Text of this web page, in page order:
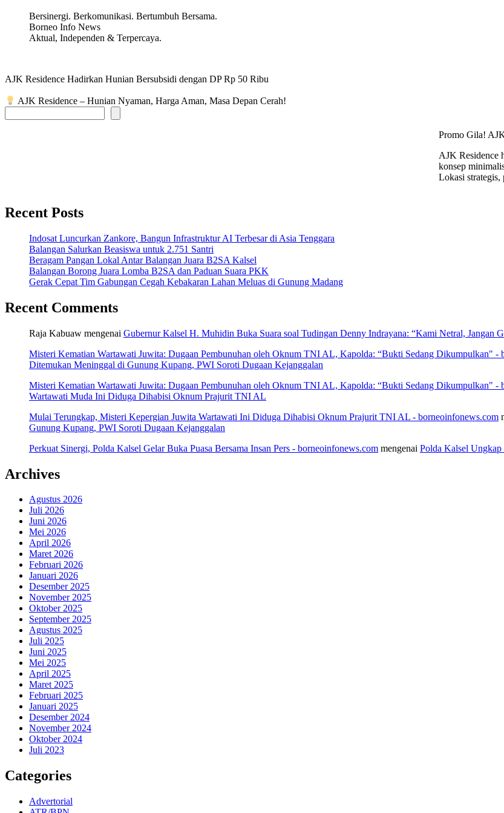
Bersinergi. Berkomunikasi. Bertumbuh Bersama.
Borneo Info News
Aktual, Independen & Terpercaya.
AJK Residence Hadirkan Hunian Bersubsidi dengan DP Rp 50 Ribu
AJK Residence – Hunian Nyaman, Harga Aman, Masa Depan Cerah!
Promo Gila!
AJK Residence
konsep
Lokasi strategis,
Recent Posts
Indosat Luncurkan Zankore, Bangun Infrastruktur AI Terbesar di Asia Tenggara
Balangan Salurkan Beasiswa untuk 2.751 Santri
Beragam Pangan Lokal Antar Balangan Juara B2SA Kalsel
Balangan Borong Juara Lomba B2SA dan Paduan Suara PKK
Gerak Cepat Tim Gabungan Cegah Kebakaran Lahan Meluas di Gunung Madang
Recent Comments
Raja Kabuaw mengenai Gubernur Kalsel H. Muhidin Buka Suara soal Tudingan Denny Indrayana: “Kami Netral, Jangan
Misteri Kematian Wartawati Juwita: Dugaan Pembunuhan oleh Oknum TNI AL, Kapolda: “Bukti Sedang Dikumpulkan" -
Ditemukan Meninggal di Gunung Kupang, PWI Soroti Dugaan Kejanggalan
Misteri Kematian Wartawati Juwita: Dugaan Pembunuhan oleh Oknum TNI AL, Kapolda: “Bukti Sedang Dikumpulkan" -
Wartawati Muda Ini Diduga Dihabisi Oknum Prajurit TNI AL
Mulai Terungkap, Misteri Kepergian Juwita Wartawati Ini Diduga Dihabisi Oknum Prajurit TNI AL - borneoinfonews.com
Gunung Kupang, PWI Soroti Dugaan Kejanggalan
Perkuat Sinergi, Polda Kalsel Gelar Buka Puasa Bersama Insan Pers - borneoinfonews.com mengenai Polda Kalsel
Archives
Agustus 2026
Juli 2026
Juni 2026
Mei 2026
April 2026
Maret 2026
Februari 2026
Januari 2026
Desember 2025
November 2025
Oktober 2025
September 2025
Agustus 2025
Juli 2025
Juni 2025
Mei 2025
April 2025
Maret 2025
Februari 2025
Januari 2025
Desember 2024
November 2024
Oktober 2024
Juli 2023
Categories
Advertorial